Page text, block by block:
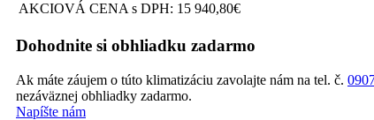
AKCIOVÁ CENA s DPH: 15 940,80€
Dohodnite si obhliadku zadarmo
Ak máte záujem o túto klimatizáciu zavolajte nám na tel. č.
nezáväznej obhliadky zadarmo.
Napíšte nám